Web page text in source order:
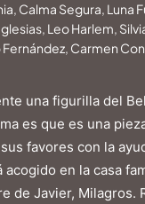
Calma Segura, Luna
Leo Harlem,
Carmen
una figurilla del
es que es una
favores con la
en la casa
de Javier, Milagros.